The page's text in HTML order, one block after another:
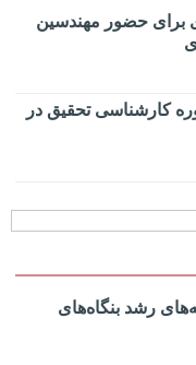
برای حضور مهندسین
کارشناسی تحقیق در
رشد بنگاه‌های